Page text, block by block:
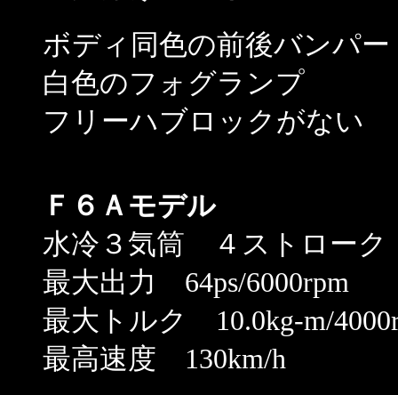
ボディ同色の前後バンパー
白色のフォグランプ
フリーハブロックがない
Ｆ６Ａモデル
水冷３気筒 ４ストロー
最大出力 64ps/6000rpm
最大トルク 10.0kg-m/
最高速度 130km/h